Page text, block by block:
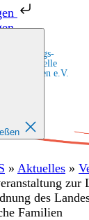
Bildungs-
e.V.
» Aktuelles »
zur
des
Familien